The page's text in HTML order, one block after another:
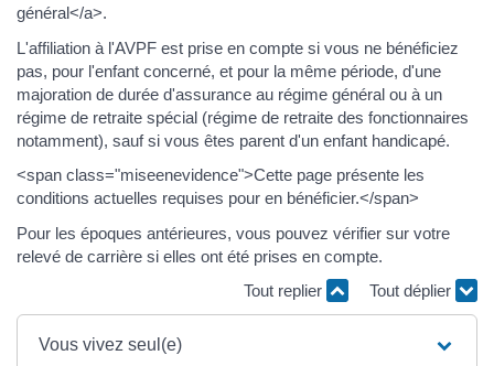
général</a>.
L'affiliation à l'AVPF est prise en compte si vous ne bénéficiez
pas, pour l'enfant concerné, et pour la même période, d'une
majoration de durée d'assurance au régime général ou à un
régime de retraite spécial (régime de retraite des fonctionnaires
notamment), sauf si vous êtes parent d'un enfant handicapé.
<span class="miseenevidence">Cette page présente les
conditions actuelles requises pour en bénéficier.</span>
Pour les époques antérieures, vous pouvez vérifier sur votre
relevé de carrière si elles ont été prises en compte.
Tout replier
Tout déplier
Vous vivez seul(e)